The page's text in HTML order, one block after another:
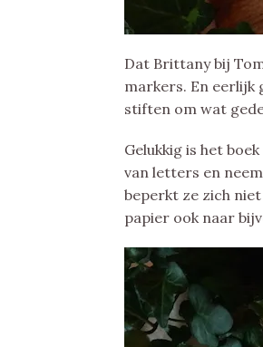
Dat Brittany bij
markers. En eerlijk
stiften om wat
Gelukkig is het
van letters en
beperkt ze zich
papier ook naar